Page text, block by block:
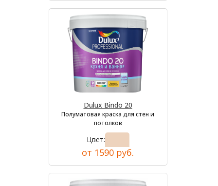
Dulux Bindo 20
Полуматовая краска для стен и
потолков
Цвет:
от 1590 руб.